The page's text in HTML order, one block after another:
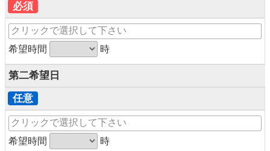
必須
希望時間 時
第二希望日
任意
希望時間 時